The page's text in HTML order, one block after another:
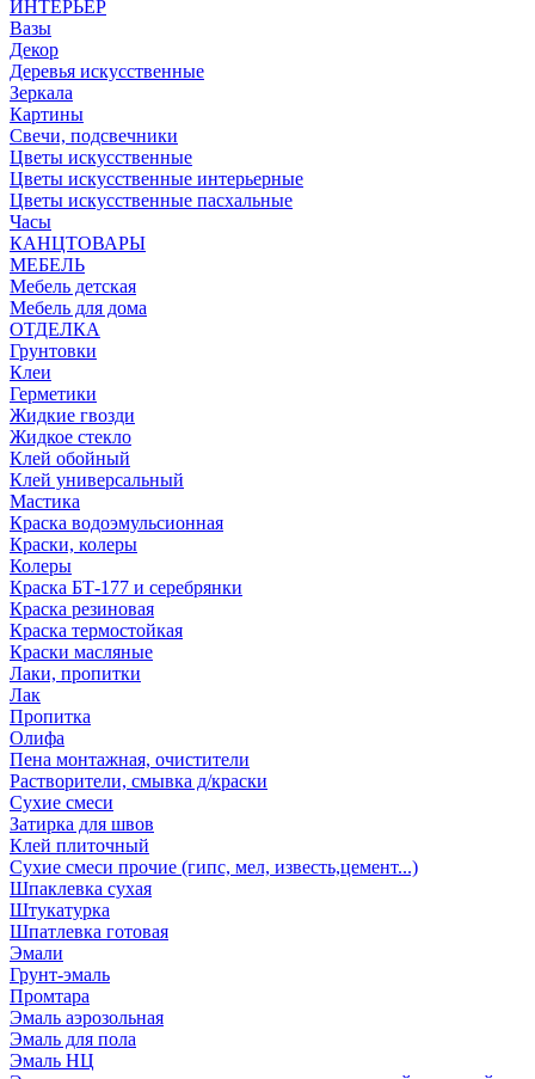
ИНТЕРЬЕР
Вазы
Декор
Деревья искусственные
Зеркала
Картины
Свечи, подсвечники
Цветы искусственные
Цветы искусственные интерьерные
Цветы искусственные пасхальные
Часы
КАНЦТОВАРЫ
МЕБЕЛЬ
Мебель детская
Мебель для дома
ОТДЕЛКА
Грунтовки
Клеи
Герметики
Жидкие гвозди
Жидкое стекло
Клей обойный
Клей универсальный
Мастика
Краска водоэмульсионная
Краски, колеры
Колеры
Краска БТ-177 и серебрянки
Краска резиновая
Краска термостойкая
Краски масляные
Лаки, пропитки
Лак
Пропитка
Олифа
Пена монтажная, очистители
Растворители, смывка д/краски
Сухие смеси
Затирка для швов
Клей плиточный
Сухие смеси прочие (гипс, мел, известь,цемент...)
Шпаклевка сухая
Штукатурка
Шпатлевка готовая
Эмали
Грунт-эмаль
Промтара
Эмаль аэрозольная
Эмаль для пола
Эмаль НЦ